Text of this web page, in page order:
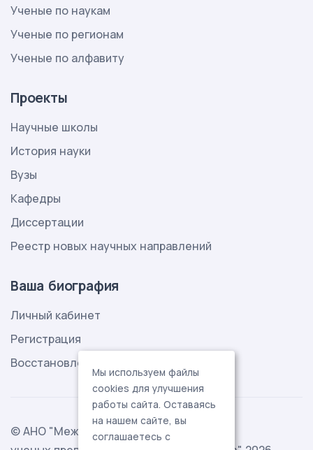
Ученые по наукам
Ученые по регионам
Ученые по алфавиту
Проекты
Научные школы
История науки
Вузы
Кафедры
Диссертации
Реестр новых научных направлений
Ваша биография
Личный кабинет
Регистрация
Восстановление пароля
© АНО "Международная ассоциация
Мы используем файлы
cookies для улучшения
работы сайта. Оставаясь
на нашем сайте, вы
соглашаетесь с